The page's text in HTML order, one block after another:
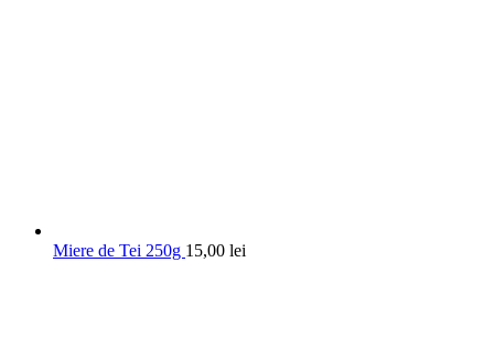
Miere de Tei 250g 15,00 lei